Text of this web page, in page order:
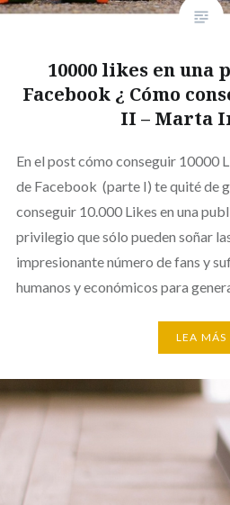
10000 likes en una
Facebook ¿ Cómo
II – Marta
En el post cómo conseguir 10000
de Facebook (parte I) te quité de
conseguir 10.000 Likes en una
privilegio que sólo pueden soñar
impresionante número de fans y
humanos y económicos para
LEA MÁS